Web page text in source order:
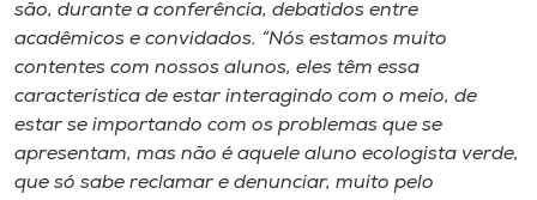
são, durante a conferência, debatidos entre
acadêmicos e convidados. “Nós estamos muito
contentes com nossos alunos, eles têm essa
característica de estar interagindo com o meio, de
estar se importando com os problemas que se
apresentam, mas não é aquele aluno ecologista verde,
que só sabe reclamar e denunciar, muito pelo